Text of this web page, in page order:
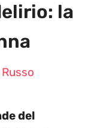
la
del